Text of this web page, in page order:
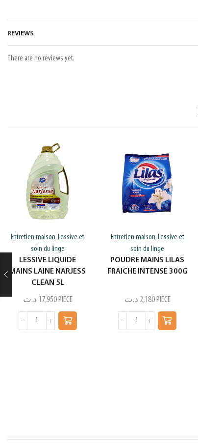
REVIEWS
There are no reviews yet.
Entretien maison,Lessive et
soin du linge
LESSIVE LIQUIDE
MAINS LAINE NARJESS
CLEAN 5L
17,950 د.ت PIECE
Entretien maison, Lessive et
soin du linge
POUDRE MAINS LILAS
FRAICHE INTENSE 300G
2,180 د.ت PIECE